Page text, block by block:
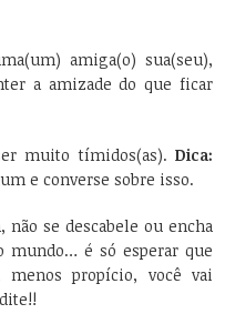
amiga(o) sua(seu),
a amizade do que ficar
muito tímidos(as). Dica:
e converse sobre isso.
não se descabele ou encha
mundo… é só esperar que
menos propício, você vai